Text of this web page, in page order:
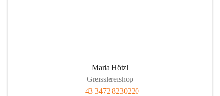
Maria Hötzl
Greisslereishop
+43 3472 8230220